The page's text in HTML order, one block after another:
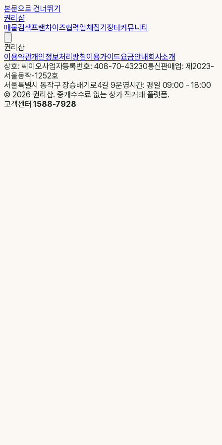
본문으로 건너뛰기
권리샵
매물검색프랜차이즈협력업체집기장터커뮤니티
권리샵
이용약관개인정보처리방침이용가이드요금안내회사소개
상호: 씨이오사업자등록번호: 408-70-43230통신판매업: 제2023-
서울동작-1252호
서울특별시 동작구 장승배기로4길 9운영시간: 평일 09:00 - 18:00
© 2026 권리샵. 중개수수료 없는 상가 직거래 플랫폼.
고객센터1588-7928